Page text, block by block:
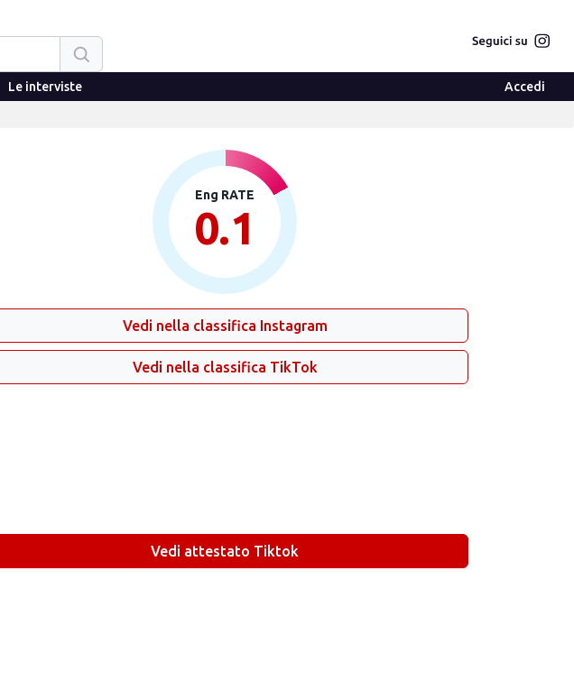
Le interviste Accedi
Eng RATE
0.1
Vedi nella classifica Instagram
Vedi nella classifica TikTok
Vedi attestato Tiktok